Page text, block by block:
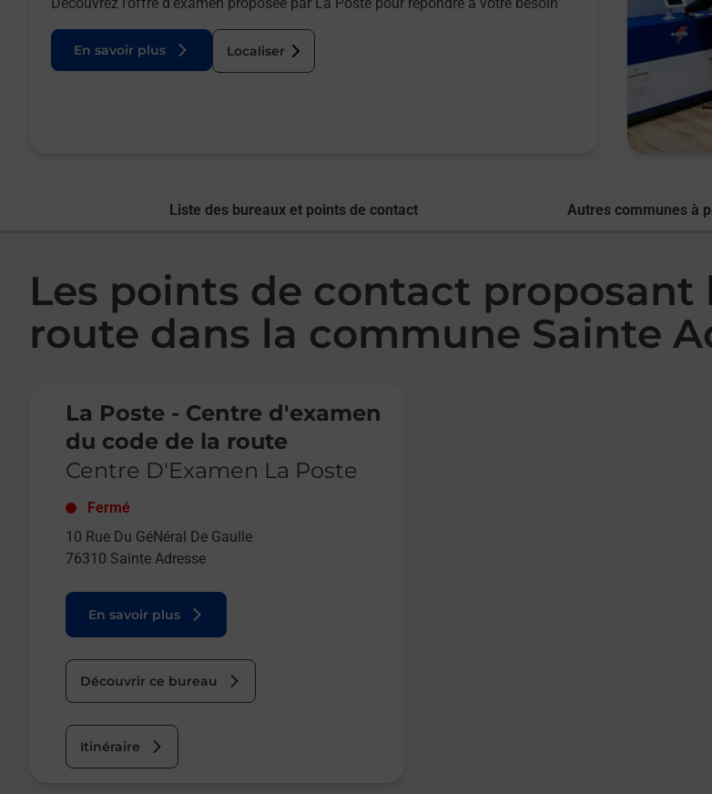
En savoir plus Localiser
Liste des bureaux et points de contact Autres communes à
Les points de contact proposant
route dans la commune Sainte
La Poste - Centre d'examen
du code de la route
Centre D'Examen La Poste
Fermé
10 Rue Du GéNéral De Gaulle
76310 Sainte Adresse
En savoir plus
Découvrir ce bureau
Itinéraire